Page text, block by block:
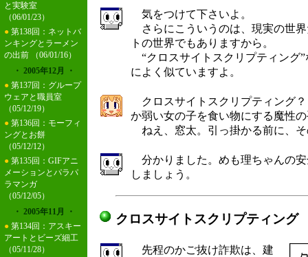
と実験室
（06/01/23）
● 第138回：ネットバ
ンキングとラーメン
の出前
（06/01/16）
・ 2005年12月 ・
● 第137回：グループ
ウェアと職員室
（05/12/19）
● 第136回：モーフィ
ングとお餅
（05/12/12）
● 第135回：GIFアニ
メーションとパラパ
ラマンガ
（05/12/05）
・ 2005年11月 ・
● 第134回：アスキー
アートとビーズ細工
（05/11/28）
気をつけて下さいよ。
さらにこういうのは、現実の世
トの世界でもありますから。
“クロスサイトスクリプティング
によく似ていますよ。
クロスサイトスクリプティング
か弱い女の子を食い物にする魔性
ねえ、窓太。引っ掛かる前に、
分かりました。めも理ちゃんの
しましょう。
クロスサイトスクリプティング
先程のかご抜け詐欺は、建